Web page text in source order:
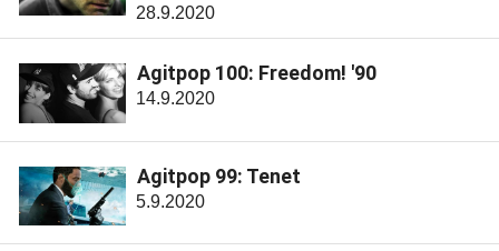
28.9.2020
Agitpop 100: Freedom! '90
14.9.2020
Agitpop 99: Tenet
5.9.2020